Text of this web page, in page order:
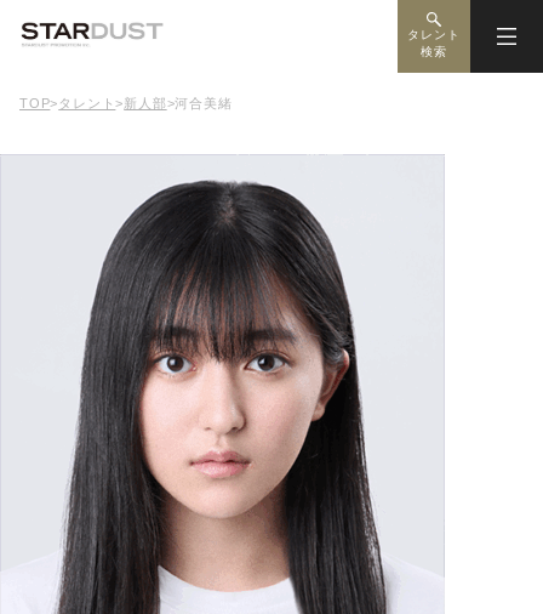
タレント
検索
TOP> タレント>新人部>河合美緒